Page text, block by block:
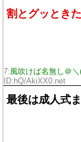
割とグッとき
7:風吹けば名無し＠＼
ID:hQ/AkiXX0.net
最後は成人式